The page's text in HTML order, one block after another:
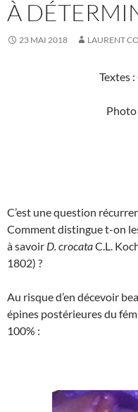
À
23 MAI 2018 LAURENT
Textes
Photo
C’est une question
Comment distingue t-on
à savoir D. crocataC.L.
1802) ?
Au risque d’en décevoir
épines postérieures du
100% :